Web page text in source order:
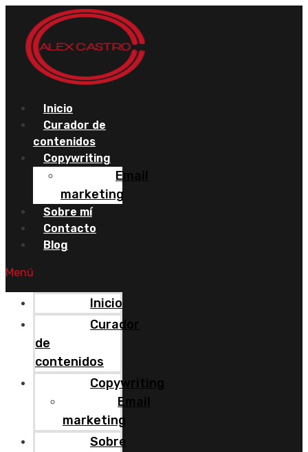
contenido
Inicio
Curador de
contenidos
Copywriting
Email
marketing
Sobre mí
Contacto
Blog
Menú
Inicio
Curador
de
contenidos
Copywriting
Email
marketing
Sobre